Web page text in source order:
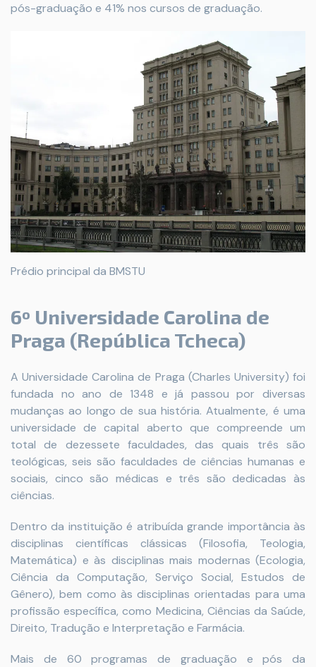
pós-graduação e 41% nos cursos de graduação.
Prédio principal da BMSTU
6º Universidade Carolina de
Praga (República Tcheca)
A Universidade Carolina de Praga (Charles University) foi
fundada no ano de 1348 e já passou por diversas
mudanças ao longo de sua história. Atualmente, é uma
universidade de capital aberto que compreende um
total de dezessete faculdades, das quais três são
teológicas, seis são faculdades de ciências humanas e
sociais, cinco são médicas e três são dedicadas às
ciências.
Dentro da instituição é atribuída grande importância às
disciplinas científicas clássicas (Filosofia, Teologia,
Matemática) e às disciplinas mais modernas (Ecologia,
Ciência da Computação, Serviço Social, Estudos de
Gênero), bem como às disciplinas orientadas para uma
profissão específica, como Medicina, Ciências da Saúde,
Direito, Tradução e Interpretação e Farmácia.
Mais de 60 programas de graduação e pós da